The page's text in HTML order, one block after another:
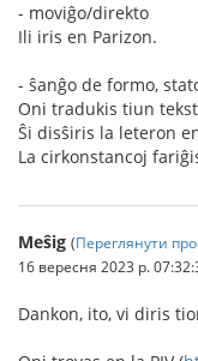
- moviĝo/direkto
Ili iris en Parizon.
- ŝanĝo de formo,
Oni tradukis tiun
Ŝi disŝiris la leteron
La cirkonstancoj
Meŝig (Переглянути
16 вересня 2023 р.
Dankon, ito, vi diris